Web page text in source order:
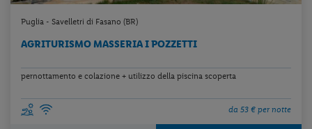
Puglia - Savelletri di Fasano (BR)
AGRITURISMO MASSERIA I POZZETTI
pernottamento e colazione + utilizzo della piscina scoperta
da 53 € per notte